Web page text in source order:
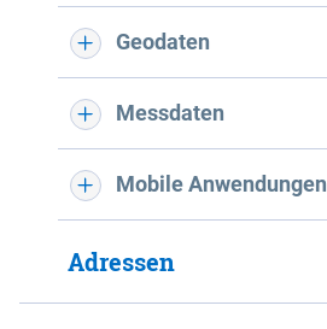
Geodaten
Messdaten
Mobile Anwendungen
Adressen